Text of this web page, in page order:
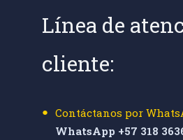
Línea de
cliente:
Contáctanos por
WhatsApp +57 318